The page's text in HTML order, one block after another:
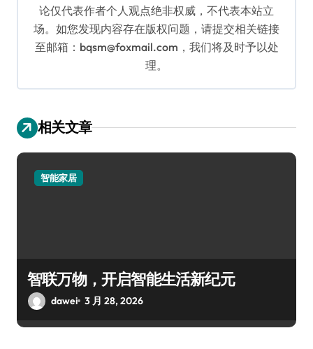
论仅代表作者个人观点绝非权威，不代表本站立
场。如您发现内容存在版权问题，请提交相关链接
至邮箱：bqsm@foxmail.com，我们将及时予以处
理。
相关文章
智能家居
智联万物，开启智能生活新纪元
dawei 3 月 28, 2026